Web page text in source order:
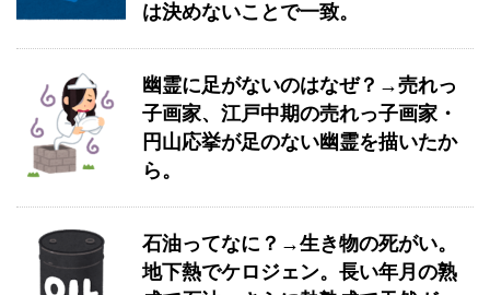
は決めないことで一致。
幽霊に足がないのはなぜ？→売れっ
子画家、江戸中期の売れっ子画家・
円山応挙が足のない幽霊を描いたか
ら。
石油ってなに？→生き物の死がい。
地下熱でケロジェン。長い年月の熟